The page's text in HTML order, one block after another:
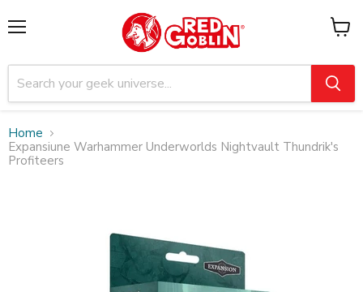
View
Home
Expansiune Warhammer Underworlds Nightvault Thundrik's
Profiteers